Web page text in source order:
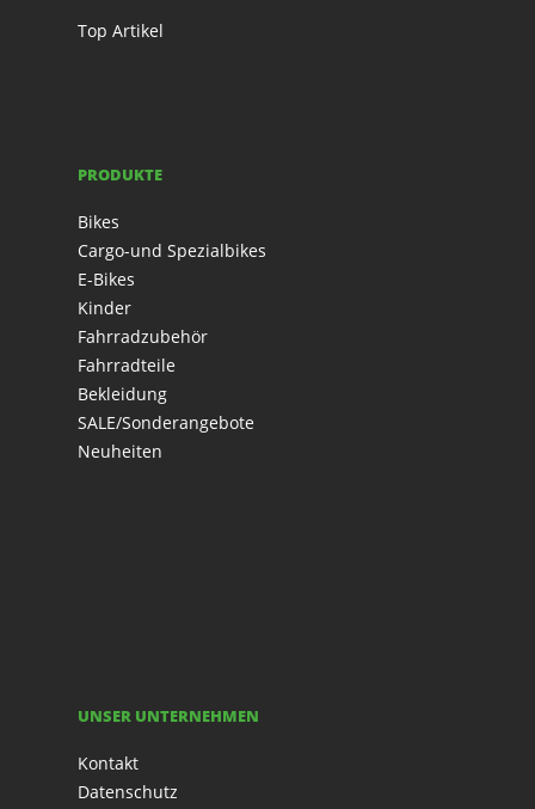
Top Artikel
PRODUKTE
Bikes
Cargo-und Spezialbikes
E-Bikes
Kinder
Fahrradzubehör
Fahrradteile
Bekleidung
SALE/Sonderangebote
Neuheiten
UNSER UNTERNEHMEN
Kontakt
Datenschutz